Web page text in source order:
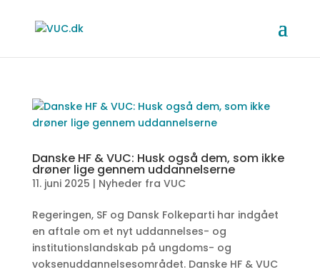
Danske HF & VUC: Husk også dem, som ikke
drøner lige gennem uddannelserne
11. juni 2025 | Nyheder fra VUC
Regeringen, SF og Dansk Folkeparti har indgået
en aftale om et nyt uddannelses- og
institutionslandskab på ungdoms- og
voksenuddannelsesområdet. Danske HF & VUC